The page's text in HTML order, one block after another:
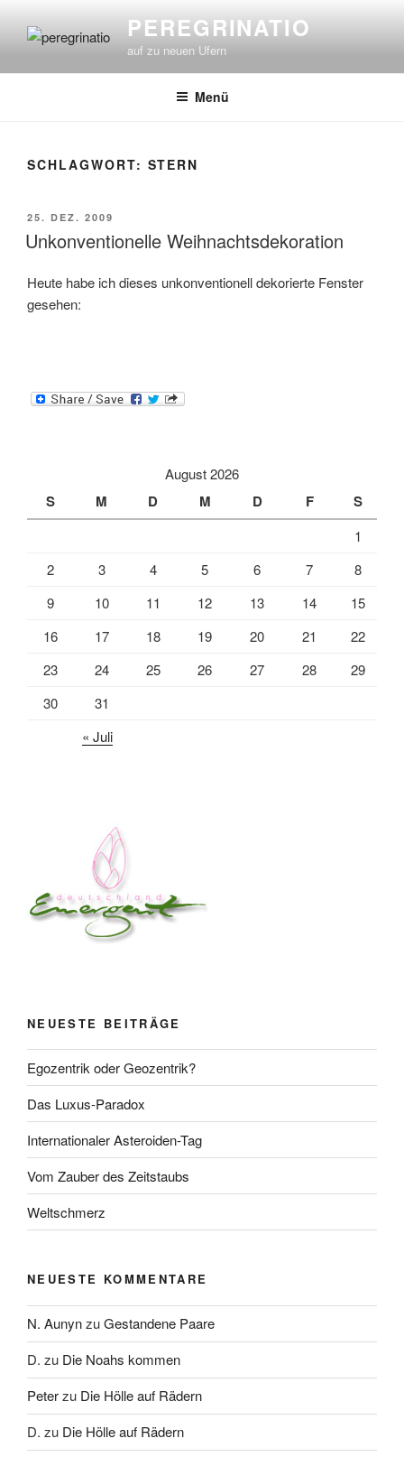
Inhalt
PEREGRINATIO
auf zu neuen Ufern
Menü
SCHLAGWORT: STERN
VERÖFFENTLICHT
AM
25. DEZ. 2009
Unkonventionelle Weihnachtsdekoration
Heute habe ich dieses unkonventionell dekorierte Fenster
gesehen:
August 2026
S M D M D F S
1
2
3 4 5 6 7
8
9
10 11 12 13 14
15
16
17 18 19 20 21
22
23
24 25 26 27 28
29
30
31
« Juli
NEUESTE BEITRÄGE
Egozentrik oder Geozentrik?
Das Luxus-Paradox
Internationaler Asteroiden-Tag
Vom Zauber des Zeitstaubs
Weltschmerz
NEUESTE KOMMENTARE
N. AunynzuGestandene Paare
D. zu Die Noahs kommen
Peterzu Die Hölle auf Rädern
D. zu Die Hölle auf Rädern